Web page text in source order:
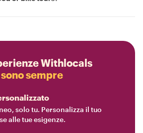
Withlocals
sono sempre
solo tu. Personalizza il tuo
alle tue esigenze.